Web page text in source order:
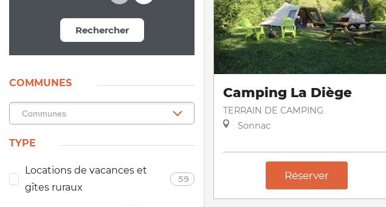
Rechercher
COMMUNES
TYPE
Locations de vacances et
gîtes ruraux
59
Camping La Diège
TERRAIN DE CAMPING
Sonnac
Réserver